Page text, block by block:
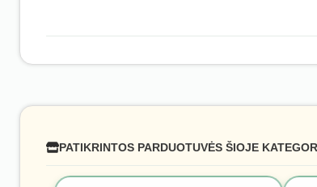
PATIKRINTOS PARDUOTUVĖS ŠIOJE